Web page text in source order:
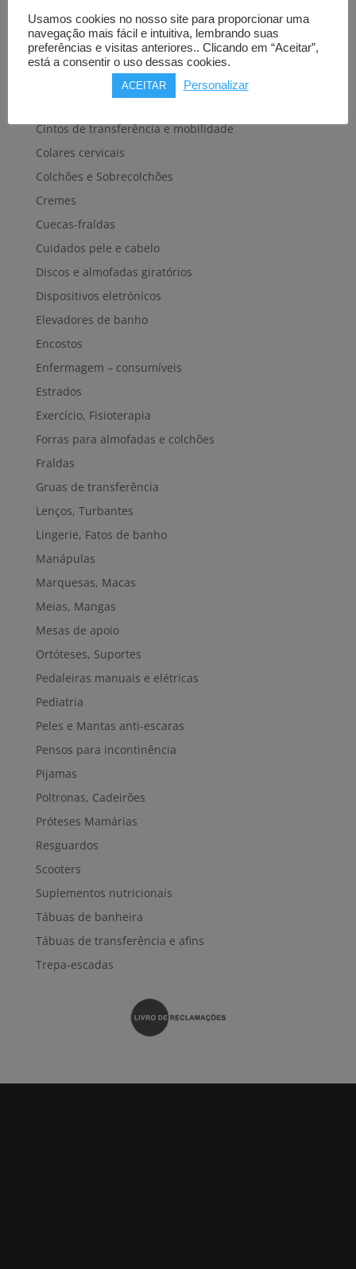
Carros hospitalares
Cestas, Arneses
Cintos de transferência e mobilidade
Colares cervicais
Colchões e Sobrecolchões
Cremes
Cuecas-fraldas
Cuidados pele e cabelo
Discos e almofadas giratórios
Dispositivos eletrónicos
Elevadores de banho
Encostos
Enfermagem – consumíveis
Estrados
Exercício, Fisioterapia
Forras para almofadas e colchões
Fraldas
Gruas de transferência
Lenços, Turbantes
Lingerie, Fatos de banho
Manápulas
Marquesas, Macas
Meias, Mangas
Mesas de apoio
Ortóteses, Suportes
Pedaleiras manuais e elétricas
Pediatria
Peles e Mantas anti-escaras
Pensos para incontinência
Pijamas
Poltronas, Cadeirões
Próteses Mamárias
Resguardos
Scooters
Suplementos nutricionais
Tábuas de banheira
Tábuas de transferência e afins
Trepa-escadas
Usamos cookies no nosso site para proporcionar uma
navegação mais fácil e intuitiva, lembrando suas
preferências e visitas anteriores.. Clicando em “Aceitar”,
está a consentir o uso dessas cookies.
ACEITAR Personalizar